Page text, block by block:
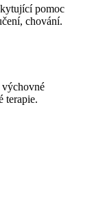
pomoc
chování.
výchovné
terapie.